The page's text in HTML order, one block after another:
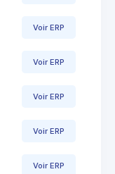
Voir ERP
Voir ERP
Voir ERP
Voir ERP
Voir ERP